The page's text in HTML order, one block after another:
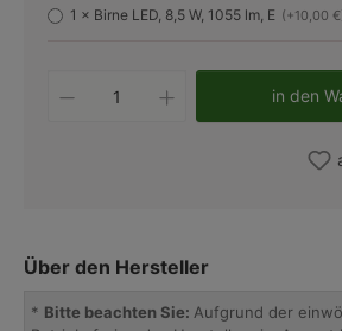
1 × Birne LED, 8,5 W, 1055 lm, E (+10,00
Produkt Anzahl: Gib
in den
Über den Hersteller
* Bitte beachten Sie: Aufgrund der